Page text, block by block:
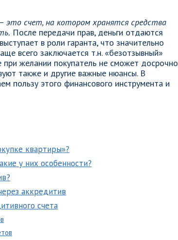
это счет, на котором хранятся средства
После передачи прав, деньги отдаются
в роли гаранта, что значительно
всего заключается т.н. «безотзывный»
желании покупатель не сможет досрочно
также и другие важные нюансы. В
пользу этого финансового инструмента и
квартиры»?
у них особенности?
аккредитив
счета